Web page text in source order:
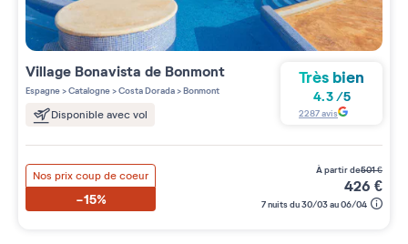
Village Bonavista de Bonmont
Espagne>Catalogne>Costa Dorada>Bonmont
Disponible avec vol
Très bien
4.3/5
2287avis
Nos prix coup de coeur
-15%
à partir de501€
426 €
7 nuits du 30/03 au 06/04